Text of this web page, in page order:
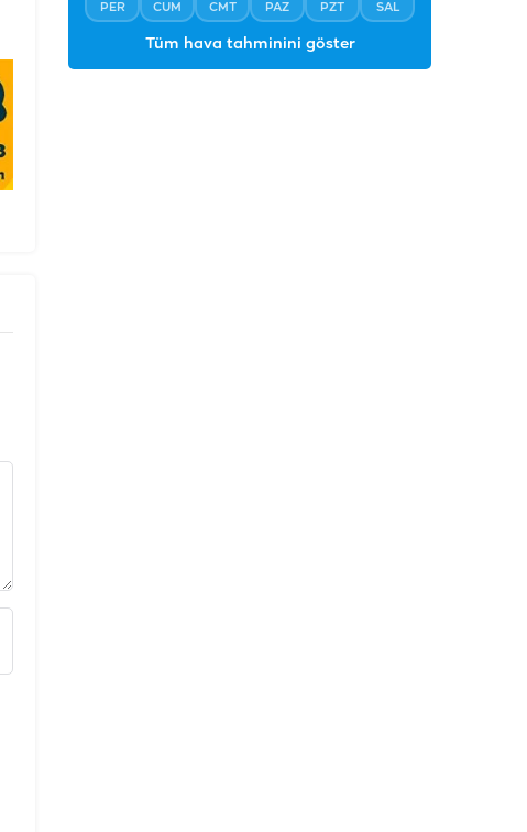
PER CUM CMT PAZ PZT SAL
Tüm hava tahminini göster